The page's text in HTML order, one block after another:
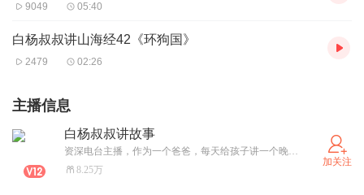
9049 05:40
白杨叔叔讲山海经42《环狗国》
2479 02:26
主播信息
白杨叔叔讲故事
资深电台主播，作为一个爸爸，每天给孩子讲一个晚安故事，最真实的讲述，伴随孩子快乐成长！ 温暖讲述，为爱发声！
8.25万
加关注